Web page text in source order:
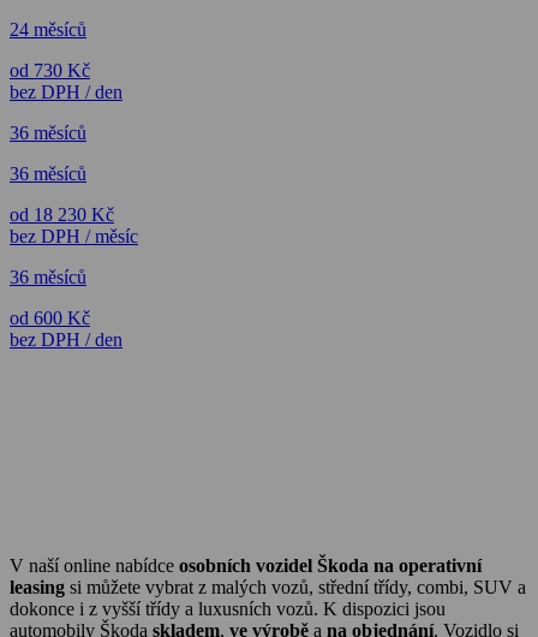
24 měsíců
od 730 Kč
bez DPH / den
36 měsíců
36 měsíců
od 18 230 Kč
bez DPH / měsíc
36 měsíců
od 600 Kč
bez DPH / den
V naší online nabídce osobních vozidel Škoda na operativní
leasing si můžete vybrat z malých vozů, střední třídy, combi, SUV a
dokonce i z vyšší třídy a luxusních vozů. K dispozici jsou
automobily Škoda skladem, ve výrobě a na objednání. Vozidlo si